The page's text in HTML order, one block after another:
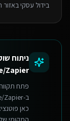
בידול עסקי
ניתוח
Zapier
פתח
כאן